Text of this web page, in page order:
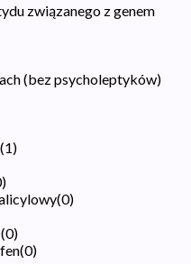
związanego z genem
(bez psycholeptyków)
(1)
)
(0)
(0)
(0)